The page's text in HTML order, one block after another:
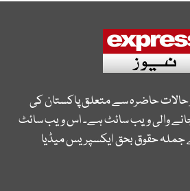
حالات حاضرہ سے متعلق پاکستان کی
والی ویب سائٹ ہے۔ اس ویب سائٹ
جملہ حقوق بحق ایکسپریس میڈیا